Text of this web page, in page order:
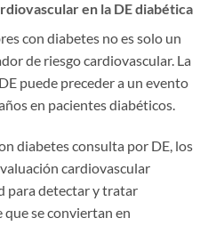
en la DE diabética
con diabetes no es solo un
de riesgo cardiovascular. La
puede preceder a un evento
en pacientes diabéticos.
diabetes consulta por DE, los
cardiovascular
para detectar y tratar
que se conviertan en